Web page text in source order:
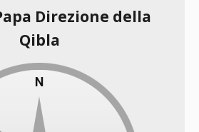
Direzione della
Qibla